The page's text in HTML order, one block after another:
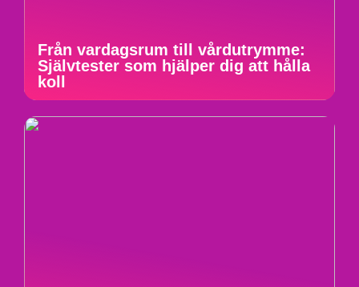
Från vardagsrum till vårdutrymme:
Självtester som hjälper dig att hålla
koll